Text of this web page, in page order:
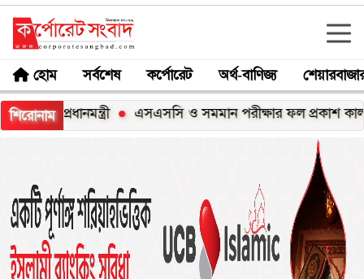
হোম সর্বশেষ কর্পোরেট অর্থ-বাণিজ্য
শিরোনাম এসএসসি ও সমমান পরীক্ষার ফল প্রকাশ কাল, জানবেন